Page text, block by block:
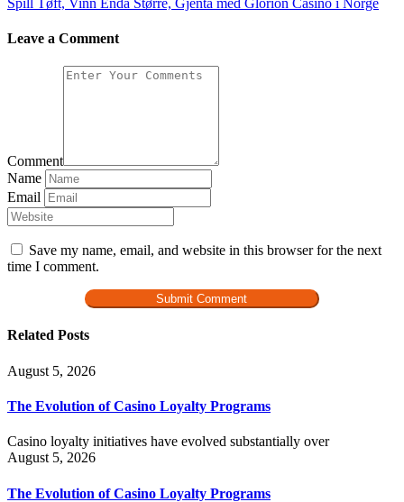
Leave a Comment
Comment
Name
Email
Save my name, email, and website in this browser for the next
time I comment.
Related Posts
August 5, 2026
The Evolution of Casino Loyalty Programs
Casino loyalty initiatives have evolved substantially over
August 5, 2026
The Evolution of Casino Loyalty Programs